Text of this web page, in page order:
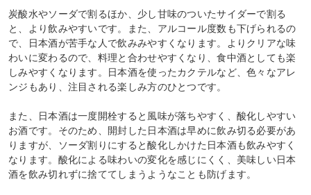
炭酸水やソーダで割るほか、少し甘味のついたサイダーで割る
と、より飲みやすいです。また、アルコール度数も下げられるの
で、日本酒が苦手な人で飲みみやすくなります。よりクリアな味
わいに変わるので、料理と合わせやすくなり、食中酒としても楽
しみやすくなります。日本酒を使ったカクテルなど、色々なアレ
ンジもあり、注目される楽しみ方のひとつです。
また、日本酒は一度開栓すると風味が落ちやすく、酸化しやすい
お酒です。そのため、開封した日本酒は早めに飲み切る必要があ
りますが、ソーダ割りにすると酸化しかけた日本酒も飲みやすく
なります。酸化による味わいの変化を感じにくく、美味しい日本
酒を飲み切れずに捨ててしまうようなことも防げます。